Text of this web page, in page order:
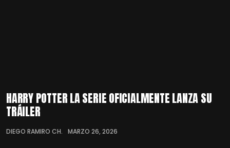
HARRY POTTER LA SERIE OFICIALMENTE LANZA SU
TRÁILER
DIEGO RAMIRO CH. MARZO 26, 2026